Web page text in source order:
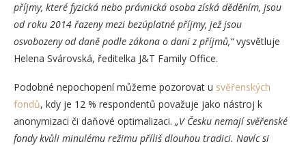
příjmy, které fyzická nebo právnická osoba získá děděním, jsou
od roku 2014 řazeny mezi bezúplatné příjmy, jež jsou
osvobozeny od daně podle zákona o dani z příjmů,“vysvětluje
Helena Svárovská, ředitelka J&T Family Office.
Podobné nepochopení můžeme pozorovat u svěřenských
fondů, kdy je 12 % respondentů považuje jako nástroj k
anonymizaci či daňové optimalizaci. „V Česku nemají svěřenské
fondy kvůli minulému režimu příliš dlouhou tradici. Navíc si